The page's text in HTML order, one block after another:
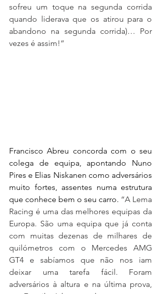
sofreu um toque na segunda corrida
quando liderava que os atirou para o
abandono na segunda corrida)… Por
vezes é assim!”
Francisco Abreu concorda com o seu
colega de equipa, apontando Nuno
Pires e Elias Niskanen como adversários
muito fortes, assentes numa estrutura
que conhece bem o seu carro. “A Lema
Racing é uma das melhores equipas da
Europa. São uma equipa que já conta
com muitas dezenas de milhares de
quilómetros com o Mercedes AMG
GT4 e sabíamos que não nos iam
deixar uma tarefa fácil. Foram
adversários à altura e na última prova,